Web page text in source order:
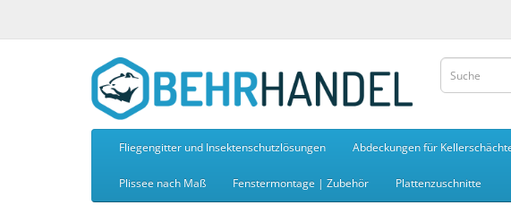
Fliegengitter und Insektenschutzlösungen Abdeckungen für
Plissee nach Maß Fenstermontage | Zubehör Plattenzuschnitte